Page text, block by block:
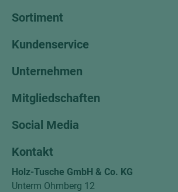
Sortiment
Kundenservice
Unternehmen
Mitgliedschaften
Social Media
Kontakt
Holz-Tusche GmbH & Co. KG
Unterm Ohmberg 12